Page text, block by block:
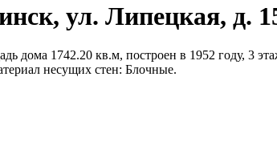
ул. Липецкая, д.
1742.20 кв.м, построен в 1952 году, 3
несущих стен: Блочные.